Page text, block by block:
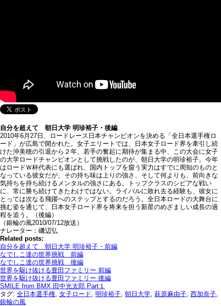
自分を超えて 朝日大学 明珍裕子・後編
2010年6月27日、ロードレース日本チャンピオンを決める「全日本選手権ロ
ード」が広島で開かれた。女子エリートでは、日本女子ロード界を牽引し続
けた沖美穂の引退から２年、若手の奮起に期待が集まる中、この大会に女子
の大学ロードチャンピオンとして挑戦したのが、朝日大学の明珍裕子。今年
はロードＷ杯代表にも選ばれ、国内トップを窺う実力はすでに周知のものと
なっている彼女だが、その持ち味は上りの強さ、そして何よりも、前向きな
気持ちを持ち続けるメンタルの強さにある。トップクラスのシビアな戦い
に、常に勝ち続けてきたわけではない。ライバルに敗れ去る経験も、彼女に
とっては次なる飛躍へのステップとするのだろう。全日本ロードの大舞台に
挑む姿を通じて、日本女子ロード界を将来を担う新星のめざましい成長の過
程を追う。（後編）
（銀輪の風2010/07/12放送）
ナレーター：磯辺弘
Related posts:
自分を超えて 朝日大学 明珍裕子・前編
なでしこ達の世界挑戦 前編
なでしこ達の世界挑戦 後編
世界を駆け抜ける豊田ファミリー 前編
世界を駆け抜ける豊田ファミリー 後編
SMILE from BMX 田中光太郎 Part１
タグ: 全日本選手権, 女子ロード, 明珍裕子, 朝日大学, 萩原麻由子, 西加奈子,
銀輪の風